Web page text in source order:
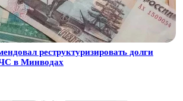
реструктуризировать долги
в Минводах